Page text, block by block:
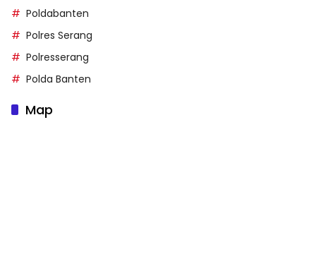
Poldabanten
Polres Serang
Polresserang
Polda Banten
Map